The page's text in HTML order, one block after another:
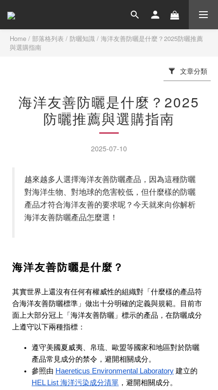
Home / 部落格列表 / 防曬知識 / 海洋友善防曬是什麼？2025防曬推薦
與選購指南
文章分類
海洋友善防曬是什麼？2025
防曬推薦與選購指南
2025-07-10
越來越多人選擇海洋友善防曬產品，因為這種防曬
對海洋生物、對地球的危害較低，但什麼樣的防曬
產品才符合海洋友善的要求呢？今天就來向你解析
海洋友善防曬產品怎麼選！
海洋友善防曬是什麼？
其實世界上還沒有任何有權威性的組織對「什麼樣的產品符
合海洋友善防曬標準」做出十分明確的定義與規範。目前市
面上大部分冠上「海洋友善防曬」標示的產品，在防曬成分
上遵守以下兩種指標：
遵守美國夏威夷、帛琉、歐盟等國家和地區對於防曬
產品常見成分的禁令，避開相關成分。
參照由 Haereticus Environmental Laboratory 建立的
HEL List 海洋污染成分清單 ，避開相關成分。